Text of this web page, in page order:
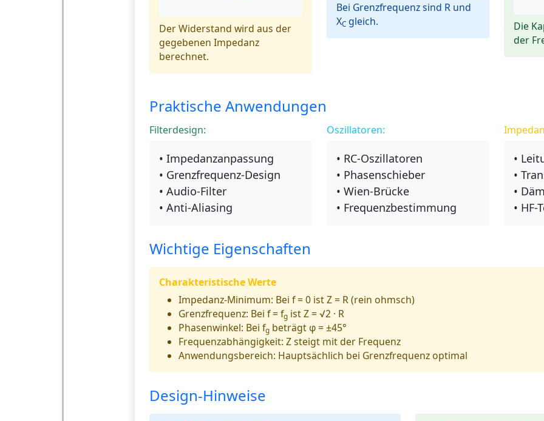
Der Widerstand wird aus der
gegebenen Impedanz
berechnet.
Bei Grenzfrequenz sind R und
XCgleich. Die
der
Praktische Anwendungen
Filterdesign:
• Impedanzanpassung
• Grenzfrequenz-Design
• Audio-Filter
• Anti-Aliasing
Oszillatoren:
• RC-Oszillatoren
• Phasenschieber
• Wien-Brücke
• Frequenzbestimmung
•
•
•
• HF-
Wichtige Eigenschaften
Charakteristische Werte
Impedanz-Minimum: Bei f = 0 ist Z = R (rein ohmsch)
Grenzfrequenz: Bei f = fgist Z = √2 · R
Phasenwinkel: Bei fgbeträgt φ = ±45°
Frequenzabhängigkeit: Z steigt mit der Frequenz
Anwendungsbereich: Hauptsächlich bei Grenzfrequenz optimal
Design-Hinweise